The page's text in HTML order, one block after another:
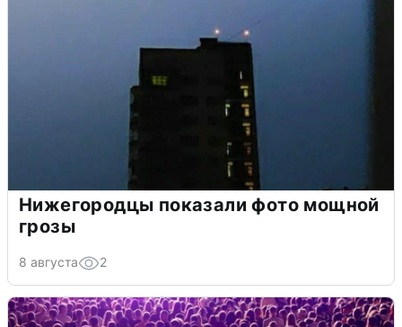
Нижегородцы показали фото мощной
грозы
8 августа 2